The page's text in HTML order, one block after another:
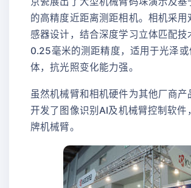
的高精度近距离测距相机。相机采用
感器设计，结合深度学习立体匹配技
0.25毫米的测距精度，适用于光泽或
体，抗光照变化能力强。
虽然机械臂和相机硬件为其他厂商产
开发了图像识别AI及机械臂控制软件
牌机械臂。